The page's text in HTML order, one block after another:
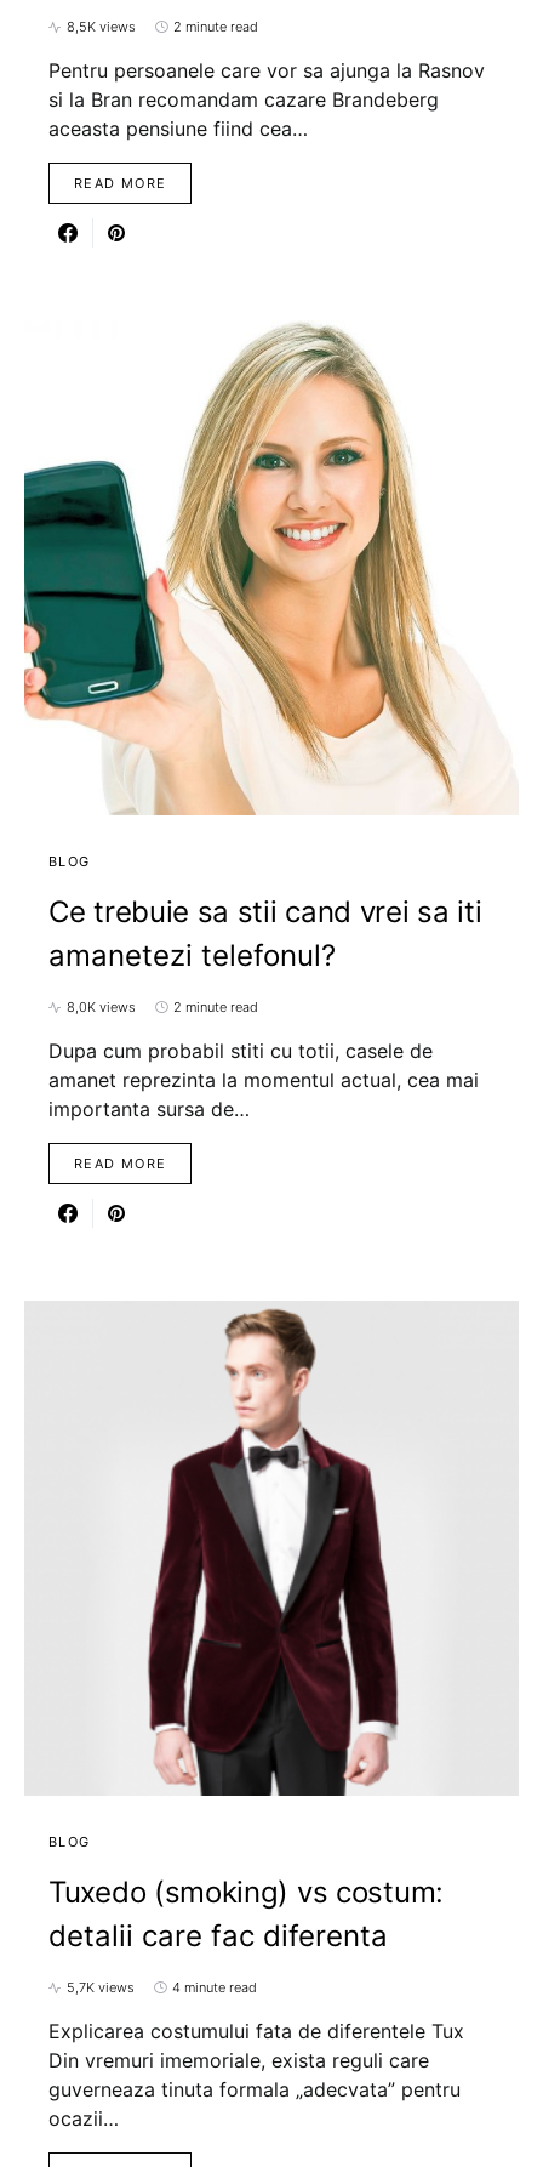
8,5K views 2 minute read
Pentru persoanele care vor sa ajunga la Rasnov
si la Bran recomandam cazare Brandeberg
aceasta pensiune fiind cea…
READ MORE
BLOG
Ce trebuie sa stii cand vrei sa iti
amanetezi telefonul?
8,0K views 2 minute read
Dupa cum probabil stiti cu totii, casele de
amanet reprezinta la momentul actual, cea mai
importanta sursa de…
READ MORE
BLOG
Tuxedo (smoking) vs costum:
detalii care fac diferenta
5,7K views 4 minute read
Explicarea costumului fata de diferentele Tux
Din vremuri imemoriale, exista reguli care
guverneaza tinuta formala „adecvata” pentru
ocazii…